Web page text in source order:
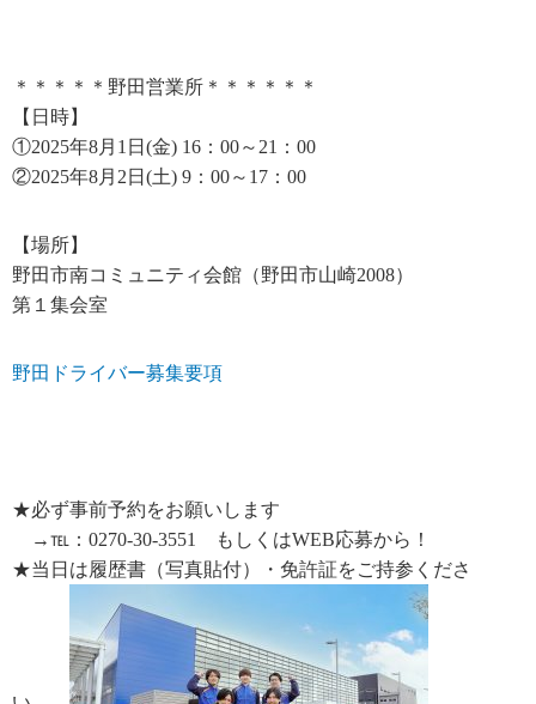
＊＊＊＊＊野田営業所＊＊＊＊＊＊
【日時】
①2025年8月1日(金) 16：00～21：00
②2025年8月2日(土) 9：00～17：00
【場所】
野田市南コミュニティ会館（野田市山崎2008）
第１集会室
野田ドライバー募集要項
★必ず事前予約をお願いします
→℡：0270-30-3551 もしくはWEB応募から！
★当日は履歴書（写真貼付）・免許証をご持参くださ